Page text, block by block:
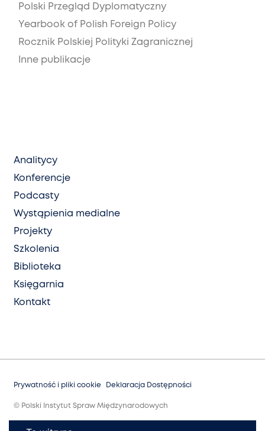
Polski Przegląd Dyplomatyczny
Yearbook of Polish Foreign Policy
Rocznik Polskiej Polityki Zagranicznej
Inne publikacje
Analitycy
Konferencje
Podcasty
Wystąpienia medialne
Projekty
Szkolenia
Biblioteka
Księgarnia
Kontakt
Prywatność i pliki cookie Deklaracja Dostępności
© Polski Instytut Spraw Międzynarodowych